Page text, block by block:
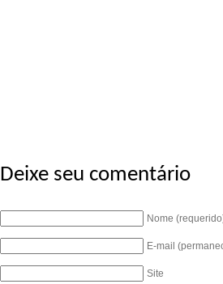
Deixe seu comentário
Nome
E-mail
Site